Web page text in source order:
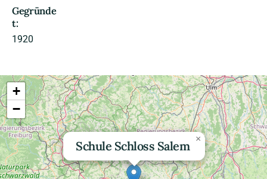
Gegründe
t:
1920
Schule Schloss Salem ×
+
−